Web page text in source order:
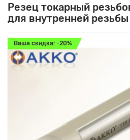
Резец токарный
для внутренней резьбы
Ваша скидка: -20%